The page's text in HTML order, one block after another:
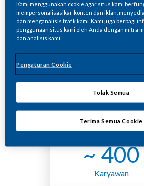
bulan April 1984, dengan
mendistribusikan produk-
bawah lisensi. PT PMI
produski sendiri di Bekasi,
sejak Mei 2006.
~ 400
Karyawan
Kami menggunakan cookie agar situs kami
mempersonalisasikan konten dan iklan,
dan menganalisis trafik kami. Kami juga berbagi
penggunaan situs kami oleh Anda dengan mitra
dan analisis kami.
Pengaturan Cookie
Tolak Semua
Terima Semua Cookie